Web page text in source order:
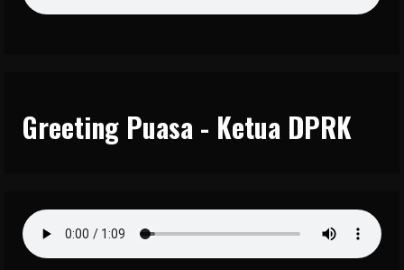
Greeting Puasa - Ketua DPRK